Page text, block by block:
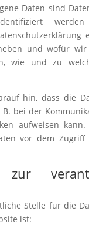
Daten sind
und wofür
wie und zu
hin, dass die
bei der
aufweisen
vor dem
zur
Stelle für die
ist: